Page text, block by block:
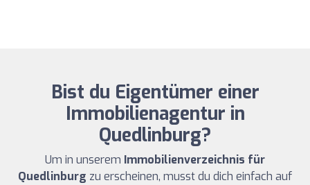
Bist du Eigentümer einer
Immobilienagentur in
Quedlinburg?
Um in unserem Immobilienverzeichnis für
Quedlinburg zu erscheinen, musst du dich einfach auf